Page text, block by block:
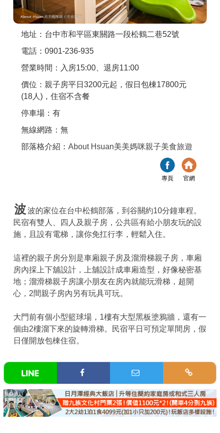
地址：台中市和平區東關路一段松鶴二巷52號
電話：0901-236-935
營業時間：入房15:00、退房11:00
價位：親子房平日3200元起，假日包棟17800元
(18人)，住宿不含餐
停車場：有
無線網路：無
部落格介紹： About Hsuan美美媽咪親子美食旅遊
專頁 官網
波波的家位在台中松鶴部落，到谷關約10分鐘車程。
民宿有雙人、四人及親子房，公共區有給小朋友玩的設
施，且設有電梯，讓你免扛行李，輕鬆入住。
這裡的親子房分別是車廂親子房及溜滑梯親子房，車廂
房內採上下舖設計，上舖設計成車廂造型，好像秘密基
地；溜滑梯親子房讓小朋友在房內就能玩滑梯，超開
心，2間親子房內另有玩具可玩。
大門前有個小型籃球場，1樓有大型黑板塗鴉牆，還有一
個由2樓溜下來的旋轉滑梯。民宿平日可預定單間房，假
日僅開放包棟住宿。